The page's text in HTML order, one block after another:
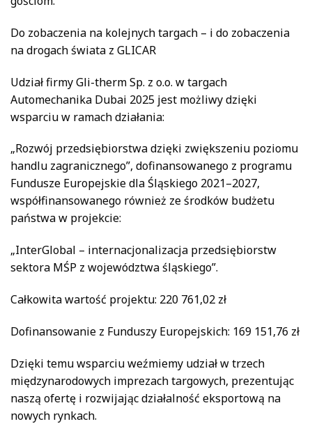
Do zobaczenia na kolejnych targach – i do zobaczenia
na drogach świata z GLICAR
Udział firmy Gli-therm Sp. z o.o. w targach
Automechanika Dubai 2025 jest możliwy dzięki
wsparciu w ramach działania:
„Rozwój przedsiębiorstwa dzięki zwiększeniu poziomu
handlu zagranicznego”, dofinansowanego z programu
Fundusze Europejskie dla Śląskiego 2021–2027,
współfinansowanego również ze środków budżetu
państwa w projekcie:
„InterGlobal – internacjonalizacja przedsiębiorstw
sektora MŚP z województwa śląskiego”.
Całkowita wartość projektu: 220 761,02 zł
Dofinansowanie z Funduszy Europejskich: 169 151,76 zł
Dzięki temu wsparciu weźmiemy udział w trzech
międzynarodowych imprezach targowych, prezentując
naszą ofertę i rozwijając działalność eksportową na
nowych rynkach.